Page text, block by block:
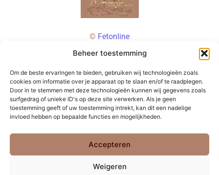
Beheer toestemming
Om de beste ervaringen te bieden, gebruiken wij technologieën zoals
cookies om informatie over je apparaat op te slaan en/of te raadplegen.
Door in te stemmen met deze technologieën kunnen wij gegevens zoals
surfgedrag of unieke ID's op deze site verwerken. Als je geen
toestemming geeft of uw toestemming intrekt, kan dit een nadelige
invloed hebben op bepaalde functies en mogelijkheden.
Accepteren
Weigeren
© Fetonline